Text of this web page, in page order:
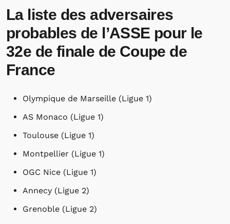
La liste des adversaires
probables de l’ASSE pour le
32e de finale de Coupe de
France
Olympique de Marseille (Ligue 1)
AS Monaco (Ligue 1)
Toulouse (Ligue 1)
Montpellier (Ligue 1)
OGC Nice (Ligue 1)
Annecy (Ligue 2)
Grenoble (Ligue 2)